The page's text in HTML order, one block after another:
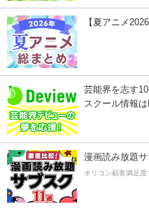
【夏アニメ
芸能界を志す
スクール情報
漫画読み放題サ
オリコン顧客満足度